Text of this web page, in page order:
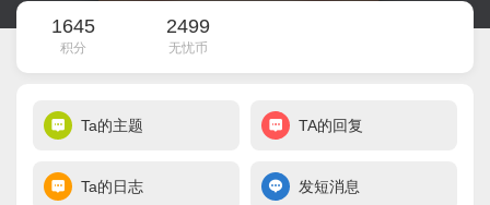
1645
积分
2499
无忧币
Ta的主题 TA的回复
Ta的日志 发短消息